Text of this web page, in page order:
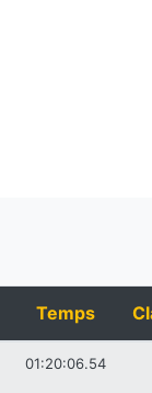
Temps
01:20:06.54